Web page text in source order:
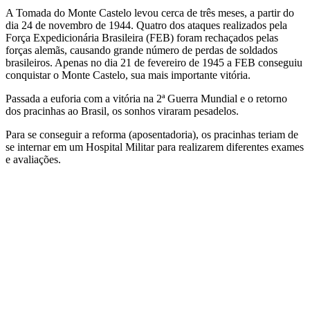
A Tomada do Monte Castelo levou cerca de três meses, a partir do
dia 24 de novembro de 1944. Quatro dos ataques realizados pela
Força Expedicionária Brasileira (FEB) foram rechaçados pelas
forças alemãs, causando grande número de perdas de soldados
brasileiros. Apenas no dia 21 de fevereiro de 1945 a FEB conseguiu
conquistar o Monte Castelo, sua mais importante vitória.
Passada a euforia com a vitória na 2ª Guerra Mundial e o retorno
dos pracinhas ao Brasil, os sonhos viraram pesadelos.
Para se conseguir a reforma (aposentadoria), os pracinhas teriam de
se internar em um Hospital Militar para realizarem diferentes exames
e avaliações.